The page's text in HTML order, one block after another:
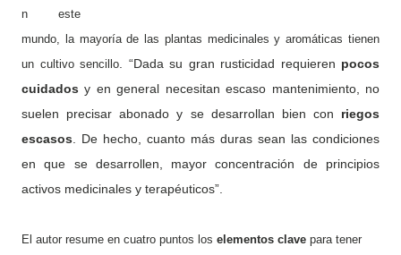
n este
mundo, la mayoría de las plantas medicinales y aromáticas tienen
un cultivo sencill o. “Dada su gran rusticidad requieren pocos
cuidados y en general necesitan escaso mantenimiento, no
suelen precisar abonado y se desarrollan bien con riegos
escasos. De hecho, cuanto más duras sean las condiciones
en que se desarrollen, mayor concentración de principios
activos medicinales y terapéuticos”.
El autor resume en cuatro puntos los elementos clave para tener